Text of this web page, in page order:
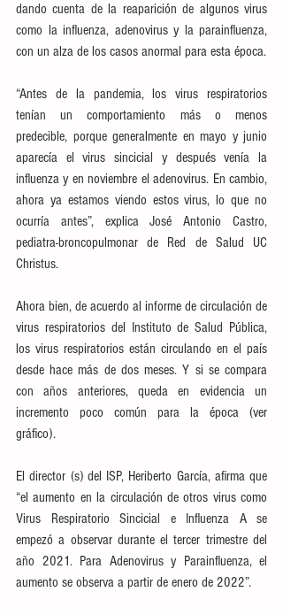
dando cuenta de la reaparición de algunos virus
como la influenza, adenovirus y la parainfluenza,
con un alza de los casos anormal para esta época.
“Antes de la pandemia, los virus respiratorios
tenían un comportamiento más o menos
predecible, porque generalmente en mayo y junio
aparecía el virus sincicial y después venía la
influenza y en noviembre el adenovirus. En cambio,
ahora ya estamos viendo estos virus, lo que no
ocurría antes”, explica José Antonio Castro,
pediatra-broncopulmonar de Red de Salud UC
Christus.
Ahora bien, de acuerdo al informe de circulación de
virus respiratorios del Instituto de Salud Pública,
los virus respiratorios están circulando en el país
desde hace más de dos meses. Y si se compara
con años anteriores, queda en evidencia un
incremento poco común para la época (ver
gráfico).
El director (s) del ISP, Heriberto García, afirma que
“el aumento en la circulación de otros virus como
Virus Respiratorio Sincicial e Influenza A se
empezó a observar durante el tercer trimestre del
año 2021. Para Adenovirus y Parainfluenza, el
aumento se observa a partir de enero de 2022”.